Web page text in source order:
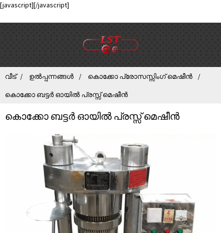
[javascript][/javascript]
വീട് ഉൽപ്പന്നങ്ങൾ കൊക്കോ പ്രോസസ്സിംഗ് മെഷീൻ
കൊക്കോ ബട്ടർ ഓയിൽ പ്രസ്സ് മെഷീൻ
കൊക്കോ ബട്ടർ ഓയിൽ പ്രസ്സ് മെഷീൻ